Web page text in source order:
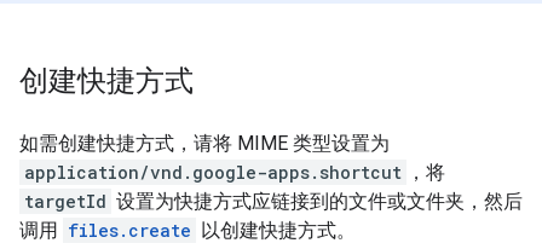
创建快捷方式
如需创建快捷方式，请将 MIME 类型设置为
application/vnd.google-apps.shortcut ，将
targetId 设置为快捷方式应链接到的文件或文件夹，然后
调用 files.create 以创建快捷方式。